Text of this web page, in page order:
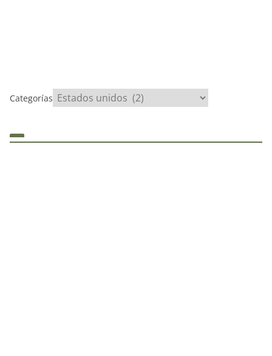
Categorías